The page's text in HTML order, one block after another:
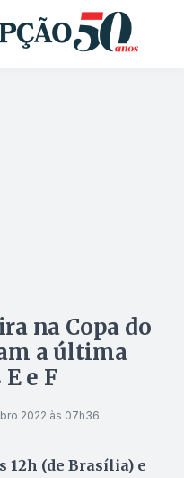
na Copa do
a última
e F
2022 às 07h36
12h (de Brasília) e